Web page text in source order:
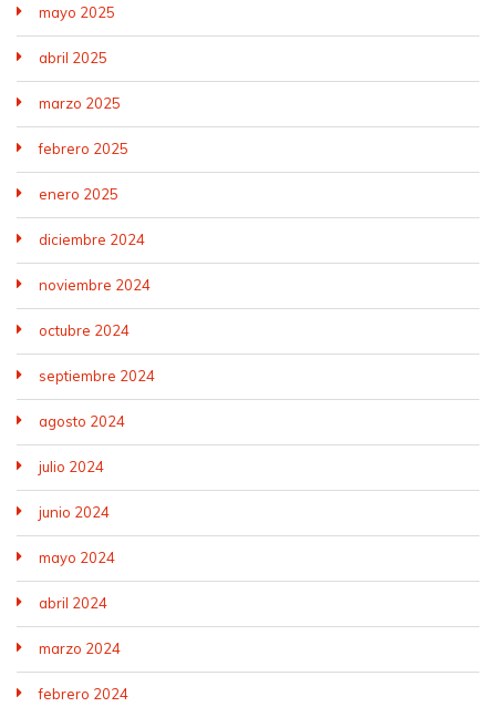
mayo 2025
abril 2025
marzo 2025
febrero 2025
enero 2025
diciembre 2024
noviembre 2024
octubre 2024
septiembre 2024
agosto 2024
julio 2024
junio 2024
mayo 2024
abril 2024
marzo 2024
febrero 2024